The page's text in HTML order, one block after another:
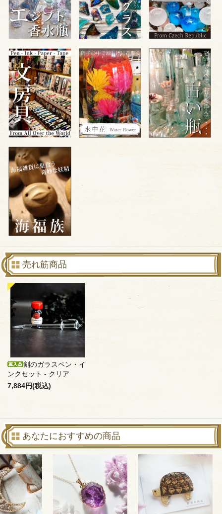
売れ筋商品
剣のガラスペン・イ
ンクセット - クリア
7,884円(税込)
あなたにおすすめの商品